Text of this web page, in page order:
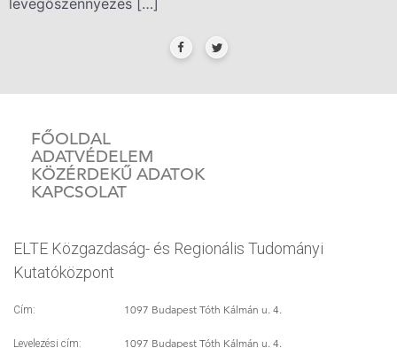
levegőszennyezés […]
FŐOLDAL
ADATVÉDELEM
KÖZÉRDEKŰ ADATOK
KAPCSOLAT
ELTE Közgazdaság- és Regionális Tudományi
Kutatóközpont
Cím: 1097 Budapest Tóth Kálmán u. 4.
Levelezési cím: 1097 Budapest Tóth Kálmán u. 4.